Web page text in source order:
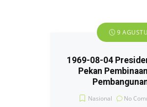
9
1969-08-04
Pekan
Nasional No